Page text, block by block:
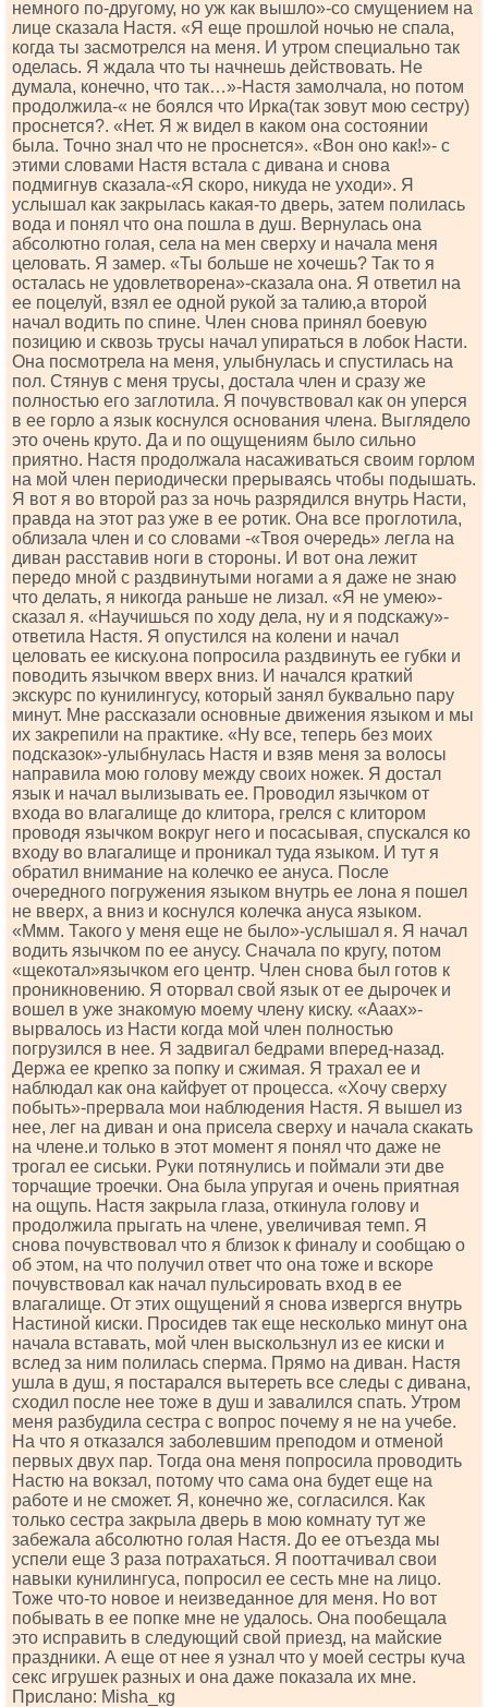
немного по-другому, но уж как вышло»-со смущением на
лице сказала Настя. «Я еще прошлой ночью не спала,
когда ты засмотрелся на меня. И утром специально так
оделась. Я ждала что ты начнешь действовать. Не
думала, конечно, что так…»-Настя замолчала, но потом
продолжила-« не боялся что Ирка(так зовут мою сестру)
проснется?. «Нет. Я ж видел в каком она состоянии
была. Точно знал что не проснется». «Вон оно как!»- с
этими словами Настя встала с дивана и снова
подмигнув сказала-«Я скоро, никуда не уходи». Я
услышал как закрылась какая-то дверь, затем полилась
вода и понял что она пошла в душ. Вернулась она
абсолютно голая, села на мен сверху и начала меня
целовать. Я замер. «Ты больше не хочешь? Так то я
осталась не удовлетворена»-сказала она. Я ответил на
ее поцелуй, взял ее одной рукой за талию,а второй
начал водить по спине. Член снова принял боевую
позицию и сквозь трусы начал упираться в лобок Насти.
Она посмотрела на меня, улыбнулась и спустилась на
пол. Стянув с меня трусы, достала член и сразу же
полностью его заглотила. Я почувствовал как он уперся
в ее горло а язык коснулся основания члена. Выглядело
это очень круто. Да и по ощущениям было сильно
приятно. Настя продолжала насаживаться своим горлом
на мой член периодически прерываясь чтобы подышать.
Я вот я во второй раз за ночь разрядился внутрь Насти,
правда на этот раз уже в ее ротик. Она все проглотила,
облизала член и со словами -«Твоя очередь» легла на
диван расставив ноги в стороны. И вот она лежит
передо мной с раздвинутыми ногами а я даже не знаю
что делать, я никогда раньше не лизал. «Я не умею»-
сказал я. «Научишься по ходу дела, ну и я подскажу»-
ответила Настя. Я опустился на колени и начал
целовать ее киску.она попросила раздвинуть ее губки и
поводить язычком вверх вниз. И начался краткий
экскурс по кунилингусу, который занял буквально пару
минут. Мне рассказали основные движения языком и мы
их закрепили на практике. «Ну все, теперь без моих
подсказок»-улыбнулась Настя и взяв меня за волосы
направила мою голову между своих ножек. Я достал
язык и начал вылизывать ее. Проводил язычком от
входа во влагалище до клитора, грелся с клитором
проводя язычком вокруг него и посасывая, спускался ко
входу во влагалище и проникал туда языком. И тут я
обратил внимание на колечко ее ануса. После
очередного погружения языком внутрь ее лона я пошел
не вверх, а вниз и коснулся колечка ануса языком.
«Ммм. Такого у меня еще не было»-услышал я. Я начал
водить язычком по ее анусу. Сначала по кругу, потом
«щекотал»язычком его центр. Член снова был готов к
проникновению. Я оторвал свой язык от ее дырочек и
вошел в уже знакомую моему члену киску. «Ааах»-
вырвалось из Насти когда мой член полностью
погрузился в нее. Я задвигал бедрами вперед-назад.
Держа ее крепко за попку и сжимая. Я трахал ее и
наблюдал как она кайфует от процесса. «Хочу сверху
побыть»-прервала мои наблюдения Настя. Я вышел из
нее, лег на диван и она присела сверху и начала скакать
на члене.и только в этот момент я понял что даже не
трогал ее сиськи. Руки потянулись и поймали эти две
торчащие троечки. Она была упругая и очень приятная
на ощупь. Настя закрыла глаза, откинула голову и
продолжила прыгать на члене, увеличивая темп. Я
снова почувствовал что я близок к финалу и сообщаю о
об этом, на что получил ответ что она тоже и вскоре
почувствовал как начал пульсировать вход в ее
влагалище. От этих ощущений я снова извергся внутрь
Настиной киски. Просидев так еще несколько минут она
начала вставать, мой член выскользнул из ее киски и
вслед за ним полилась сперма. Прямо на диван. Настя
ушла в душ, я постарался вытереть все следы с дивана,
сходил после нее тоже в душ и завалился спать. Утром
меня разбудила сестра с вопрос почему я не на учебе.
На что я отказался заболевшим преподом и отменой
первых двух пар. Тогда она меня попросила проводить
Настю на вокзал, потому что сама она будет еще на
работе и не сможет. Я, конечно же, согласился. Как
только сестра закрыла дверь в мою комнату тут же
забежала абсолютно голая Настя. До ее отъезда мы
успели еще 3 раза потрахаться. Я пооттачивал свои
навыки кунилингуса, попросил ее сесть мне на лицо.
Тоже что-то новое и неизведанное для меня. Но вот
побывать в ее попке мне не удалось. Она пообещала
это исправить в следующий свой приезд, на майские
праздники. А еще от нее я узнал что у моей сестры куча
секс игрушек разных и она даже показала их мне.
Прислано: Мishа_кg